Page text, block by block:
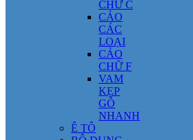
CHỮ C
CẢO
CÁC
LOẠI
CẢO
CHỮ F
VAM
KẸP
GỖ
NHANH
Ê TÔ